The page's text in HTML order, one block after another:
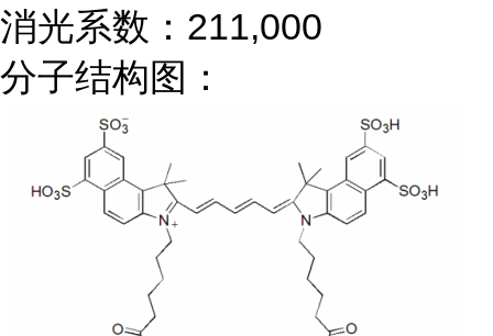
消光系数：211,000
分子结构图：